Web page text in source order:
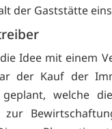
der Gaststätte
Idee mit einem
der Kauf der
welche